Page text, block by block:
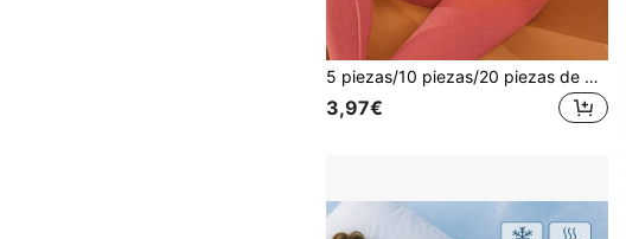
5 piezas/10 piezas/20 piezas de parches autocalentables, parches para calentar el Body, parches para calentar los pies, parches para calentar el útero, calentadores de manos activados por aire de larga duración, naturales e inodoros, desechables para calentar la cintura y el abdomen (el embalaje se envía al azar)
3,97€